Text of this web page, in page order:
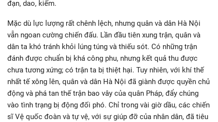
đạn, dao, kiếm.
Mặc dù lực lượng rất chênh lệch, nhưng quân và dân Hà Nội
vẫn ngoan cường chiến đấu. Lần đầu tiên xung trận, quân và
dân ta khó tránh khỏi lúng túng và thiếu sót. Có những trận
đánh được chuẩn bị khá công phu, nhưng kết quả thu được
chưa tương xứng; có trận ta bị thiệt hại. Tuy nhiên, với khí thế
nhất tế xông lên, quân và dân Hà Nội đã giành được quyền chủ
động và phá tan thế trận bao vây của quân Pháp, đẩy chúng
vào tình trạng bị động đối phó. Chỉ trong vài giờ dầu, các chiến
sĩ Vệ quốc đoàn và tự vệ, với sự giúp đỡ của nhân dân, đã tiêu